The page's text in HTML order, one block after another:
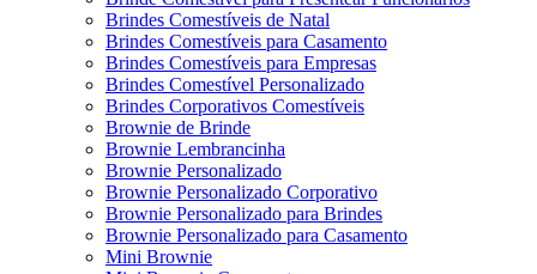
Brindes Comestíveis de Natal
Brindes Comestíveis para Casamento
Brindes Comestíveis para Empresas
Brindes Comestível Personalizado
Brindes Corporativos Comestíveis
Brownie de Brinde
Brownie Lembrancinha
Brownie Personalizado
Brownie Personalizado Corporativo
Brownie Personalizado para Brindes
Brownie Personalizado para Casamento
Mini Brownie